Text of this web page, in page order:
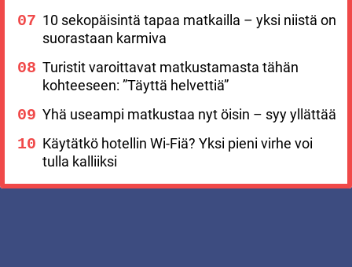
10 sekopäisintä tapaa matkailla – yksi niistä on
suorastaan karmiva
Turistit varoittavat matkustamasta tähän
kohteeseen: ”Täyttä helvettiä”
Yhä useampi matkustaa nyt öisin – syy yllättää
Käytätkö hotellin Wi-Fiä? Yksi pieni virhe voi
tulla kalliiksi